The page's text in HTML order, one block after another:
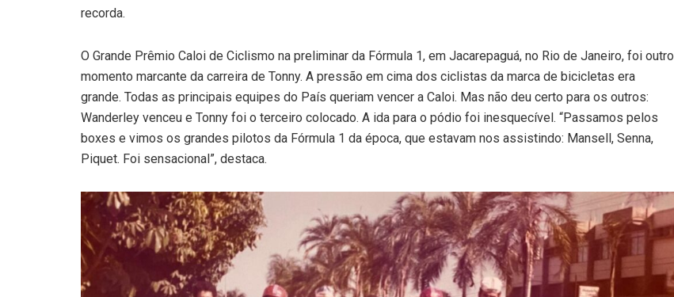
recorda.
O Grande Prêmio Caloi de Ciclismo na preliminar da Fórmula 1, em Jacarepaguá, no Rio de Janeiro, foi outro
momento marcante da carreira de Tonny. A pressão em cima dos ciclistas da marca de bicicletas era
grande. Todas as principais equipes do País queriam vencer a Caloi. Mas não deu certo para os outros:
Wanderley venceu e Tonny foi o terceiro colocado. A ida para o pódio foi inesquecível. “Passamos pelos
boxes e vimos os grandes pilotos da Fórmula 1 da época, que estavam nos assistindo: Mansell, Senna,
Piquet. Foi sensacional”, destaca.